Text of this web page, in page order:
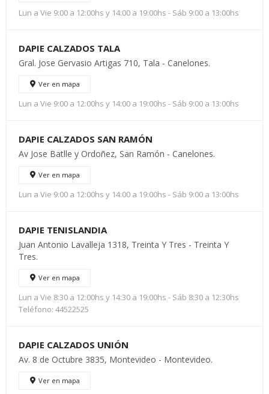
Lun a Vie 9:00 a 12:00hs y 14:00 a 19:00hs - Sáb 9:00 a 13:00hs
DAPIE CALZADOS TALA
Gral. Jose Gervasio Artigas 710, Tala - Canelones.
Ver en mapa
Lun a Vie 9:00 a 12:00hs y 14:00 a 19:00hs - Sáb 9:00 a 13:00hs
DAPIE CALZADOS SAN RAMÓN
Av Jose Batlle y Ordoñez, San Ramón - Canelones.
Ver en mapa
Lun a Vie 9:00 a 12:00hs y 14:00 a 19:00hs - Sáb 9:00 a 13:00hs
DAPIE TENISLANDIA
Juan Antonio Lavalleja 1318, Treinta Y Tres - Treinta Y
Tres.
Ver en mapa
Lun a Vie 8:30 a 12:00hs y 14:30 a 19:00hs - Sáb 8:30 a 12:30hs
Teléfono: 44522525
DAPIE CALZADOS UNIÓN
Av. 8 de Octubre 3835, Montevideo - Montevideo.
Ver en mapa